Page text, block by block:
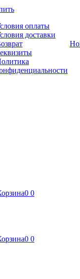
оплаты
доставки
0 0
0 0